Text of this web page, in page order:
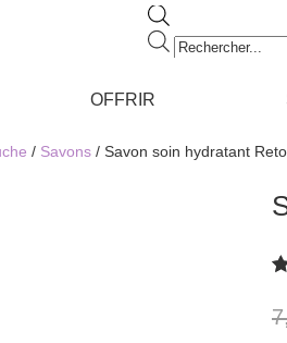
Recherche
de
OFFRIR
/ Savons / Savon soin hydratant